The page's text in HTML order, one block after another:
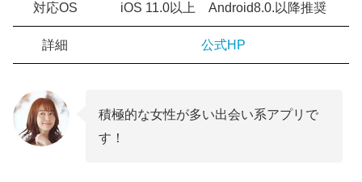
対応OS iOS 11.0以上 Android8.0.以降推奨
詳細 公式HP
積極的な女性が多い出会い系アプリで
す！